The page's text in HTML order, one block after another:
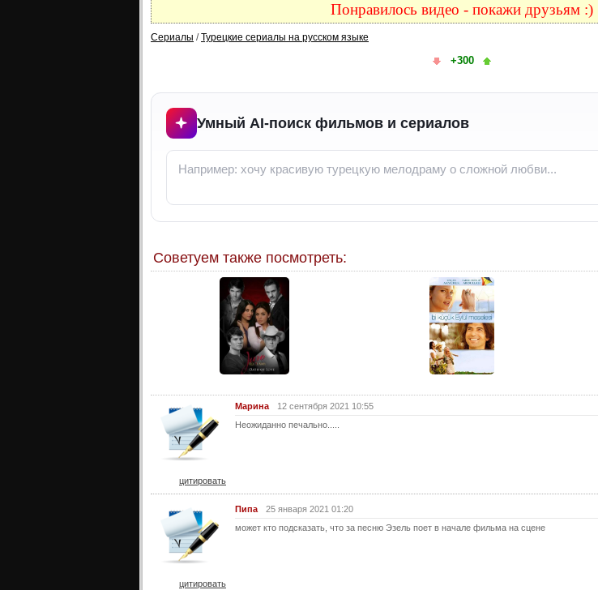
Понравилось видео - покажи друзьям :)
Сериалы /Турецкие сериалы на русском языке
+300
Умный AI-поиск фильмов и сериалов
Советуем также посмотреть:
Марина
12 сентября 2021 10:55
Неожиданно печально.....
цитировать
Пипа
25 января 2021 01:20
может кто подсказать, что за песню Эзель поет в начале фильма на сцене
цитировать